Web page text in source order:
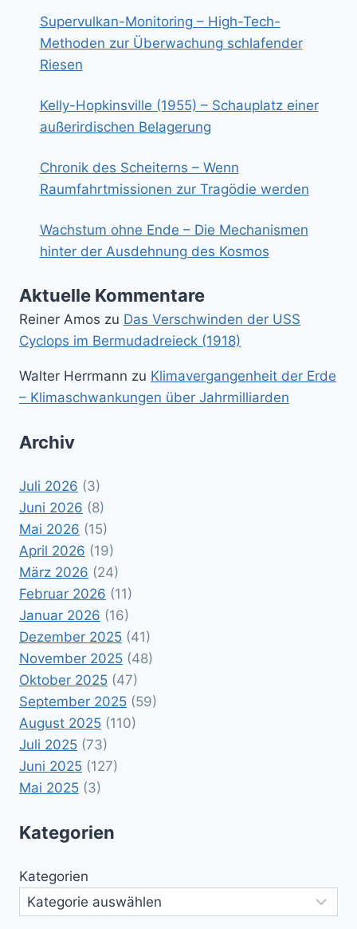
Supervulkan-Monitoring – High-Tech-
Methoden zur Überwachung schlafender
Riesen
Kelly-Hopkinsville (1955) – Schauplatz einer
außerirdischen Belagerung
Chronik des Scheiterns – Wenn
Raumfahrtmissionen zur Tragödie werden
Wachstum ohne Ende – Die Mechanismen
hinter der Ausdehnung des Kosmos
Aktuelle Kommentare
Reiner Amos zu Das Verschwinden der USS
Cyclops im Bermudadreieck (1918)
Walter Herrmann zu Klimavergangenheit der Erde
– Klimaschwankungen über Jahrmilliarden
Archiv
Juli 2026 (3)
Juni 2026 (8)
Mai 2026 (15)
April 2026 (19)
März 2026 (24)
Februar 2026 (11)
Januar 2026 (16)
Dezember 2025 (41)
November 2025 (48)
Oktober 2025 (47)
September 2025 (59)
August 2025 (110)
Juli 2025 (73)
Juni 2025 (127)
Mai 2025 (3)
Kategorien
Kategorien